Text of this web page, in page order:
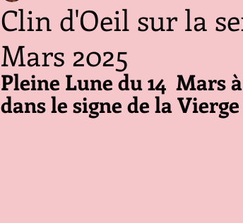
Clin d'Oeil sur la
Mars 2025
Pleine Lune du 14  Mars
dans le signe de la Vierge